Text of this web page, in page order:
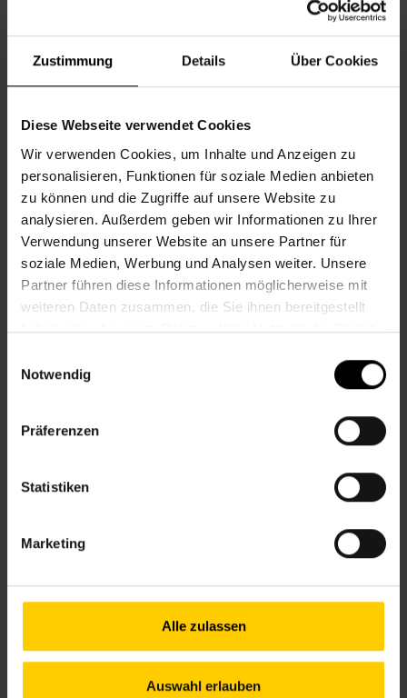
Zustimmung Details Über Cookies
Diese Webseite verwendet Cookies
Wir verwenden Cookies, um Inhalte und Anzeigen zu
personalisieren, Funktionen für soziale Medien anbieten
zu können und die Zugriffe auf unsere Website zu
analysieren. Außerdem geben wir Informationen zu Ihrer
Verwendung unserer Website an unsere Partner für
soziale Medien, Werbung und Analysen weiter. Unsere
Partner führen diese Informationen möglicherweise mit
weiteren Daten zusammen, die Sie ihnen bereitgestellt
haben oder die sie im Rahmen Ihrer Nutzung der Dienste
Notwendig
Präferenzen
Statistiken
Marketing
Alle zulassen
Auswahl erlauben
Fr., 18.09.2026, 8.00
Nachbarschaftszentrum 17
HERBSTWANDERUNG
Fr., 18.09.2026, 10.00
Nachbarschaftszentrum 17